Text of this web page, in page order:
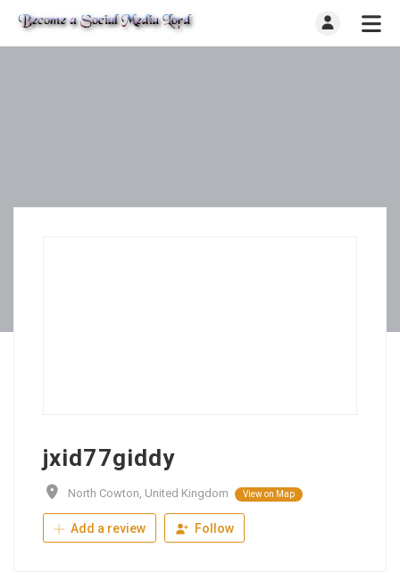
jxid77giddy
North Cowton, United Kingdom View on Map
Add a review Follow